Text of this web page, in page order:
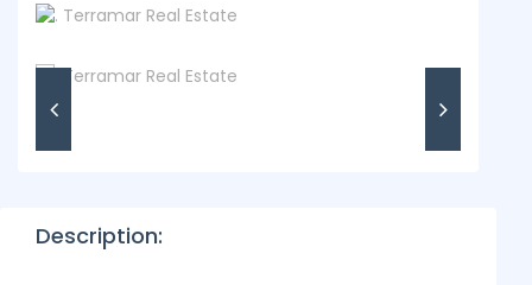
Description: